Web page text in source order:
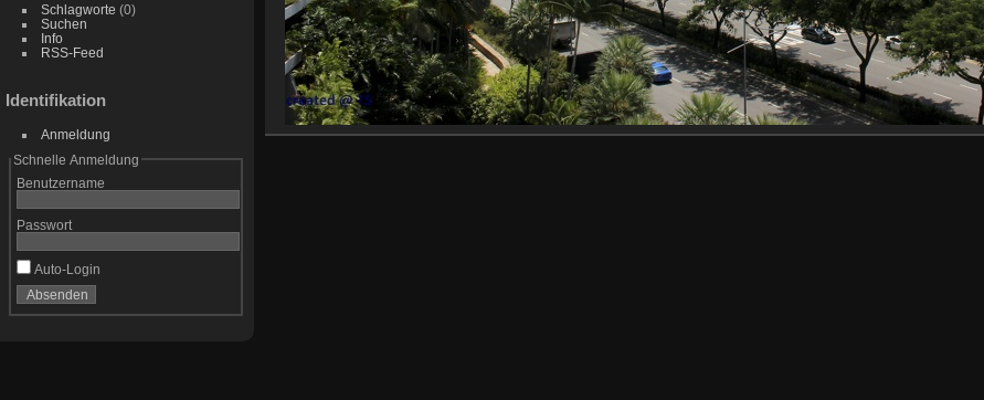
Schlagworte (0)
Suchen
Info
RSS-Feed
Identifikation
Anmeldung
Schnelle Anmeldung
Benutzername
Passwort
Auto-Login